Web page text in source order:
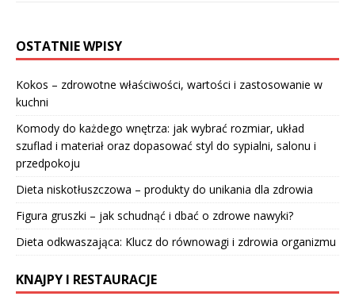
OSTATNIE WPISY
Kokos – zdrowotne właściwości, wartości i zastosowanie w
kuchni
Komody do każdego wnętrza: jak wybrać rozmiar, układ
szuflad i materiał oraz dopasować styl do sypialni, salonu i
przedpokoju
Dieta niskotłuszczowa – produkty do unikania dla zdrowia
Figura gruszki – jak schudnąć i dbać o zdrowe nawyki?
Dieta odkwaszająca: Klucz do równowagi i zdrowia organizmu
KNAJPY I RESTAURACJE